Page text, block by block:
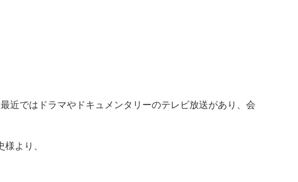
近ではドラマやドキュメンタリーのテレビ放送があり、会
より、